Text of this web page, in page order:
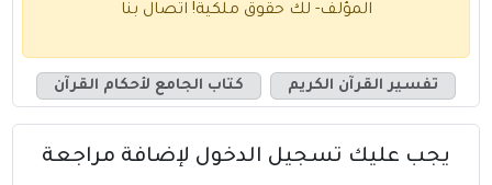
المؤلف- لك حقوق ملكية! اتصال بنا
تفسير القرآن الكريم كتاب الجامع لأحكام القرآن
يجب عليك تسجيل الدخول لإضافة مراجعة